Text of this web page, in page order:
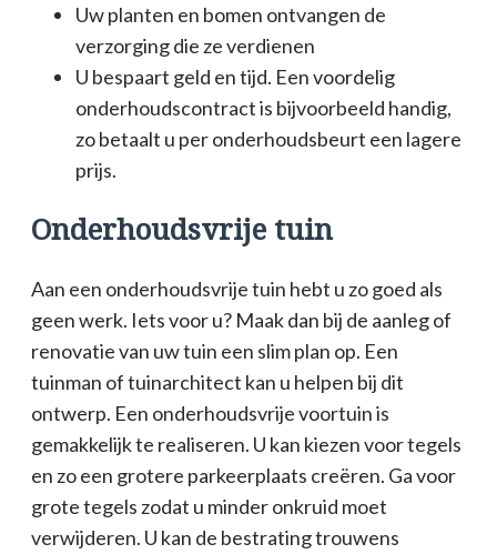
Uw planten en bomen ontvangen de
verzorging die ze verdienen
U bespaart geld en tijd. Een voordelig
onderhoudscontract is bijvoorbeeld handig,
zo betaalt u per onderhoudsbeurt een lagere
prijs.
Onderhoudsvrije tuin
Aan een onderhoudsvrije tuin hebt u zo goed als
geen werk. Iets voor u? Maak dan bij de aanleg of
renovatie van uw tuin een slim plan op. Een
tuinman of tuinarchitect kan u helpen bij dit
ontwerp. Een onderhoudsvrije voortuin is
gemakkelijk te realiseren. U kan kiezen voor tegels
en zo een grotere parkeerplaats creëren. Ga voor
grote tegels zodat u minder onkruid moet
verwijderen. U kan de bestrating trouwens